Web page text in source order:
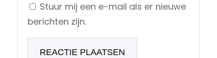
Stuur mij een e-mail als er nieuwe
berichten zijn.